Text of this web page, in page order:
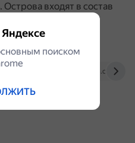
. Острова входят в состав
и его роль в
www.sputnik8.com
поиском